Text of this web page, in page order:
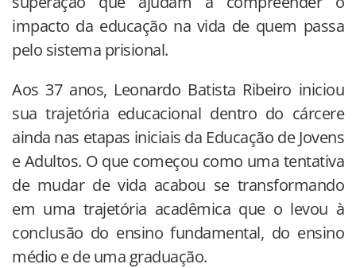
impacto da educação na vida de quem passa
pelo sistema prisional.
Aos 37 anos, Leonardo Batista Ribeiro iniciou
sua trajetória educacional dentro do cárcere
ainda nas etapas iniciais da Educação de Jovens
e Adultos. O que começou como uma tentativa
de mudar de vida acabou se transformando
em uma trajetória acadêmica que o levou à
conclusão do ensino fundamental, do ensino
médio e de uma graduação.